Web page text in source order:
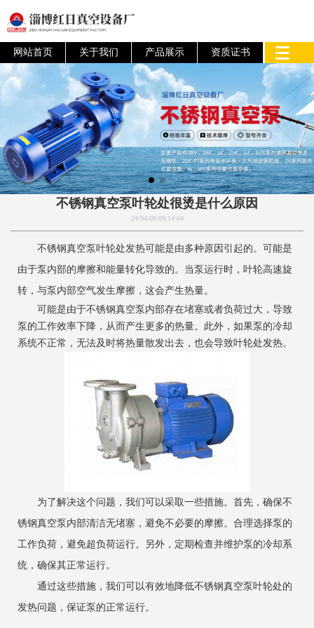
网站首页 关于我们 产品展示 资质证书
不锈钢真空泵叶轮处很烫是什么原因
24/04/09 09:14:04
不锈钢真空泵叶轮处发热可能是由多种原因引起的。可能是
由于泵内部的摩擦和能量转化导致的。当泵运行时，叶轮高速旋
转，与泵内部空气发生摩擦，这会产生热量。
可能是由于不锈钢真空泵内部存在堵塞或者负荷过大，导致
泵的工作效率下降，从而产生更多的热量。此外，如果泵的冷却
系统不正常，无法及时将热量散发出去，也会导致叶轮处发热。
为了解决这个问题，我们可以采取一些措施。首先，确保不
锈钢真空泵内部清洁无堵塞，避免不必要的摩擦。合理选择泵的
工作负荷，避免超负荷运行。另外，定期检查并维护泵的冷却系
统，确保其正常运行。
通过这些措施，我们可以有效地降低不锈钢真空泵叶轮处的
发热问题，保证泵的正常运行。